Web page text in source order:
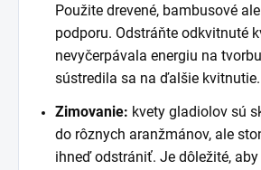
Použite drevené, bambusové
podporu. Odstráňte odkvitnuté
nevyčerpávala energiu na
sústredila sa na ďalšie kvitnutie.
Zimovanie: kvety gladiolov sú
do rôznych aranžmánov, ale
ihneď odstrániť. Je dôležité,